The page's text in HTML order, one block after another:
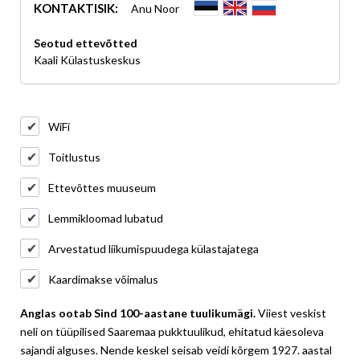
KONTAKTISIK: Anu Noor
Seotud ettevõtted
Kaali Külastuskeskus
WiFi
Toitlustus
Ettevõttes muuseum
Lemmikloomad lubatud
Arvestatud liikumispuudega külastajatega
Kaardimakse võimalus
Anglas ootab Sind 100-aastane tuulikumägi.Viiest veskist
neli on tüüpilised Saaremaa pukktuulikud, ehitatud käesoleva
sajandi alguses. Nende keskel seisab veidi kõrgem 1927. aastal